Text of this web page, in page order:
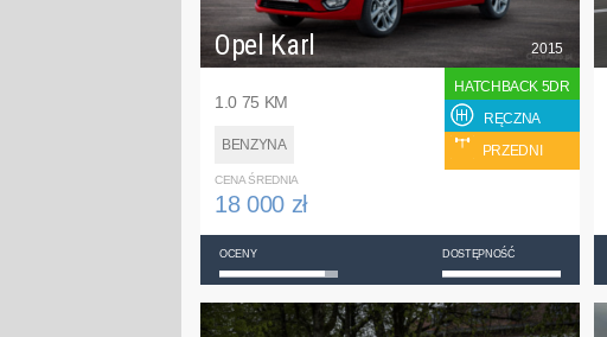
Opel Karl
1.0 75 KM
BENZYNA
2015
HATCHBACK 5DR
RĘCZNA
PRZEDNI
CENA ŚREDNIA
18 000 zł
OCENY DOSTĘPNOŚĆ